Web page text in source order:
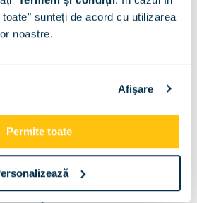
sunteți de acord cu utilizarea
noastre.
Afişare
Permite toate
pat